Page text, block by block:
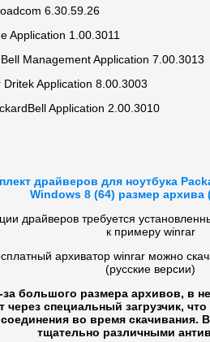
6.30.59.26
Application 1.00.3011
Management Application 7.00.3013
Application 8.00.3003
Application 2.00.3010
драйверов для ноутбука
Windows 8 (64) размер архива
драйверов требуется
к примеру winrar
архиватор winrar можно
(русские версии)
большого размера архивов, в
через специальный загрузчик,
во время скачивания.
тщательно различными